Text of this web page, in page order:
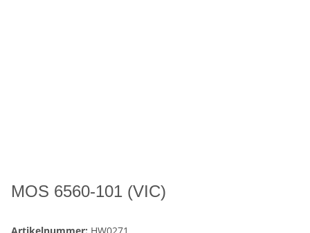
MOS 6560-101 (VIC)